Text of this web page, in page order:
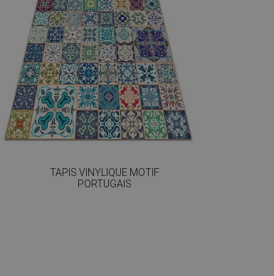
TAPIS VINYLIQUE MOTIF
PORTUGAIS